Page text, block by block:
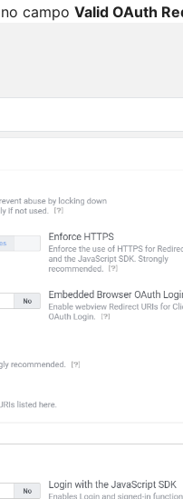
campo Valid OAuth